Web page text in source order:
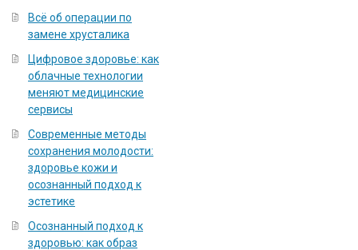
Всё об операции по
замене хрусталика
Цифровое здоровье: как
облачные технологии
меняют медицинские
сервисы
Современные методы
сохранения молодости:
здоровье кожи и
осознанный подход к
эстетике
Осознанный подход к
здоровью: как образ